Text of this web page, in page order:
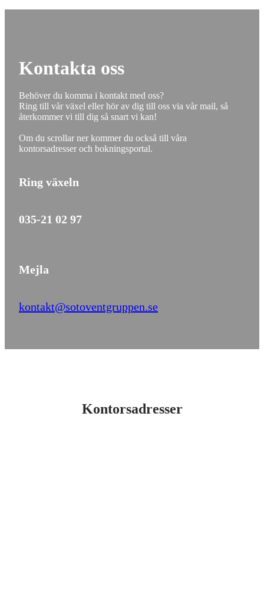
Kontakta oss
Behöver du komma i kontakt med oss?
Ring till vår växel eller hör av dig till oss via vår mail, så
återkommer vi till dig så snart vi kan!
Om du scrollar ner kommer du också till våra
kontorsadresser och bokningsportal.
Ring växeln
035-21 02 97
Mejla
kontakt@sotoventgruppen.se
Kontorsadresser